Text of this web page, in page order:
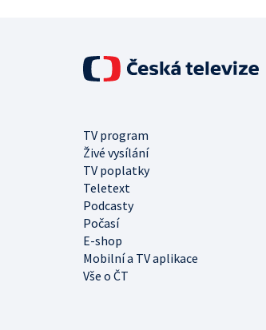
TV program
Živé vysílání
TV poplatky
Teletext
Podcasty
Počasí
E-shop
Mobilní a TV aplikace
Vše o ČT